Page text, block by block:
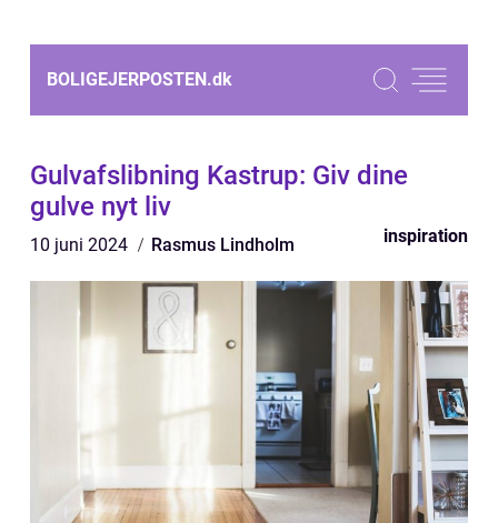
BOLIGEJERPOSTEN.dk
Gulvafslibning Kastrup: Giv dine
gulve nyt liv
10 juni 2024 Rasmus Lindholm inspiration